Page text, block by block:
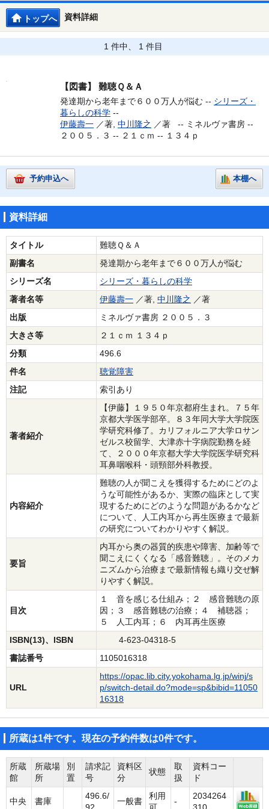
資料詳細
トップへ
1 件中、 1 件目
【図書】 難聴Ｑ＆Ａ
発達期から老年まで６００万人が悩む -- シリーズ・
暮らしの科学 --
伊藤壽一 ／著, 中川隆之 ／著 -- ミネルヴァ書房 --
２００５．３ -- ２１ｃｍ -- １３４ｐ
予約申込へ 本棚へ
資料詳細
タイトル
難聴Ｑ＆Ａ
副書名
発達期から老年まで６００万人が悩む
シリーズ名
シリーズ・暮らしの科学
著者名等
伊藤壽一 ／著, 中川隆之 ／著
出版
ミネルヴァ書房 ２００５．３
大きさ等
２１ｃｍ １３４ｐ
分類
496.6
件名
聴覚障害
注記
索引あり
著者紹介
【伊藤】１９５０年京都府生まれ。７５年
京都大学医学部卒。８３年同大学大学院医
学研究科修了。カリフォルニア大学ロサン
ゼルス校留学、大津赤十字病院勤務を経
て、２０００年京都大学大学院医学研究科
耳鼻咽喉科・頭頸部外科教授。
内容紹介
難聴の人が聞こえを獲得するためにどのよ
うな可能性があるか、実際の臨床として実
現するためにどのような問題があるかなど
について、人工内耳から再生医療まで最新
の研究についてわかりやすく解説。
要旨
内耳から奥の器質的疾患や障害、加齢等で
聞こえにくくなる「感音難聴」。そのメカ
ニズムから治療まで最新情報も織り交ぜ解
りやすく解説。
目次
１ 音を感じる仕組み；２ 感音難聴の原
因；３ 感音難聴の治療；４ 補聴器；
５ 人工内耳；６ 内耳再生医療
ISBN(13)、ISBN
4-623-04318-5
書誌番号
1105016318
URL
https://opac.lib.city.yokohama.lg.jp/winj/s
p/switch-detail.do?mode=sp&bibid=11050
16318
所蔵は1件です。現在の予約件数は0件です。
所蔵
館
所蔵場
所
別
置
請求記
号
資料区
分
状態
取
扱
資料コー
ド
中央 書庫
496.6/
一般書
利用
-
2034264